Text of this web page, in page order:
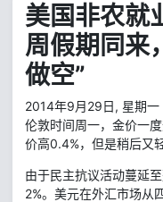
美国非农就
周假期同来
做空”
2014年9月29日, 星期一
伦敦时间周一，金价一
价高0.4%，但是稍后又
由于民主抗议活动蔓延
2%。美元在外汇市场从